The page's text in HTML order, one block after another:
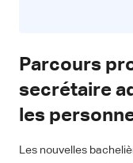
Parcours
secrétaire
les
Les nouvelles